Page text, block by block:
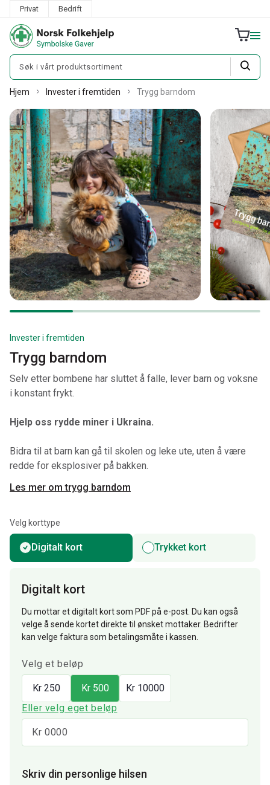
Privat Bedrift
Hjem Invester i fremtiden Trygg barndom
Invester i fremtiden
Trygg barndom
Selv etter bombene har sluttet å falle, lever barn og voksne
i konstant frykt.
Hjelp oss rydde miner i Ukraina.
Bidra til at barn kan gå til skolen og leke ute, uten å være
redde for eksplosiver på bakken.
Les mer om trygg barndom
Velg korttype
Digitalt kort Trykket kort
Digitalt kort
Du mottar et digitalt kort som PDF på e-post. Du kan også
velge å sende kortet direkte til ønsket mottaker. Bedrifter
kan velge faktura som betalingsmåte i kassen.
Velg et beløp
Kr 250 Kr 500
Kr 10000
Eller velg eget beløp
Skriv din personlige hilsen